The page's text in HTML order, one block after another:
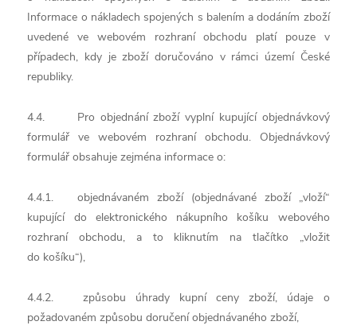
Informace o nákladech spojených s balením a dodáním zboží
uvedené ve webovém rozhraní obchodu platí pouze v
případech, kdy je zboží doručováno v rámci území České
republiky.
4.4. Pro objednání zboží vyplní kupující objednávkový
formulář ve webovém rozhraní obchodu. Objednávkový
formulář obsahuje zejména informace o:
4.4.1. objednávaném zboží (objednávané zboží „vloží“
kupující do elektronického nákupního košíku webového
rozhraní obchodu, a to kliknutím na tlačítko „vložit
do košíku“),
4.4.2. způsobu úhrady kupní ceny zboží, údaje o
požadovaném způsobu doručení objednávaného zboží,